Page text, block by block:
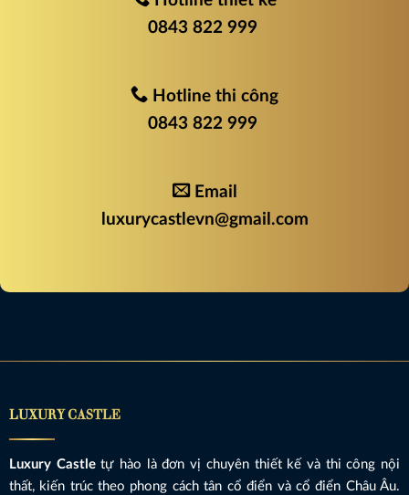
0843 822 999
Hotline thi công
0843 822 999
Email
luxurycastlevn@gmail.com
LUXURY CASTLE
Luxury Castletự hào là đơn vị chuyên thiết kế và thi công nội
thất, kiến trúc theo phong cách tân cổ điển và cổ điển Châu Âu.